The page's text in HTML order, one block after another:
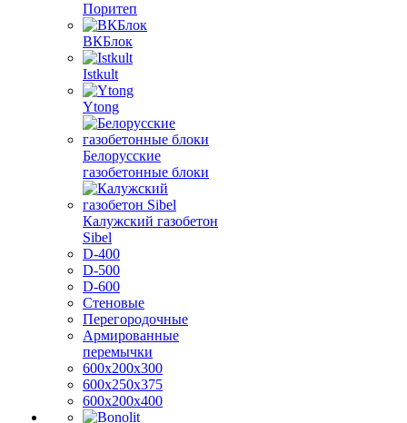
Поритеп
ВКБлок
Istkult
Ytong
Белорусские
газобетонные блоки
Калужский газобетон
Sibel
D-400
D-500
D-600
Стеновые
Перегородочные
Армированные
перемычки
600х200х300
600х250х375
600х200х400